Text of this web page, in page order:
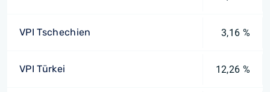
VPI Tschechien 3,16 %
VPI Türkei 12,26 %